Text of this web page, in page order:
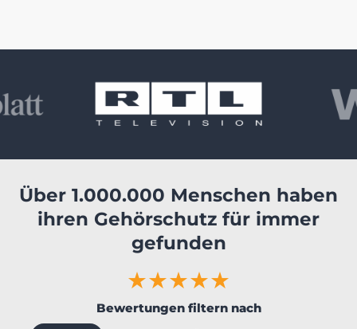
Über 1.000.000 Menschen haben
ihren Gehörschutz für immer
gefunden
★★★★★
Bewertungen filtern nach